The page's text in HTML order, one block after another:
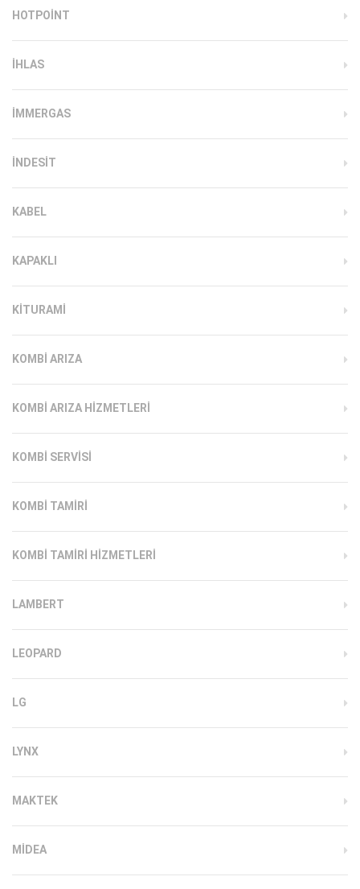
HOTPOINT
IHLAS
İMMERGAS
INDESIT
KABEL
KAPAKLI
KITURAMI
KOMBI ARIZA
KOMBI ARIZA HIZMETLERI
KOMBI SERVISI
KOMBI TAMIRI
KOMBI TAMIRI HIZMETLERI
LAMBERT
LEOPARD
LG
LYNX
MAKTEK
MIDEA